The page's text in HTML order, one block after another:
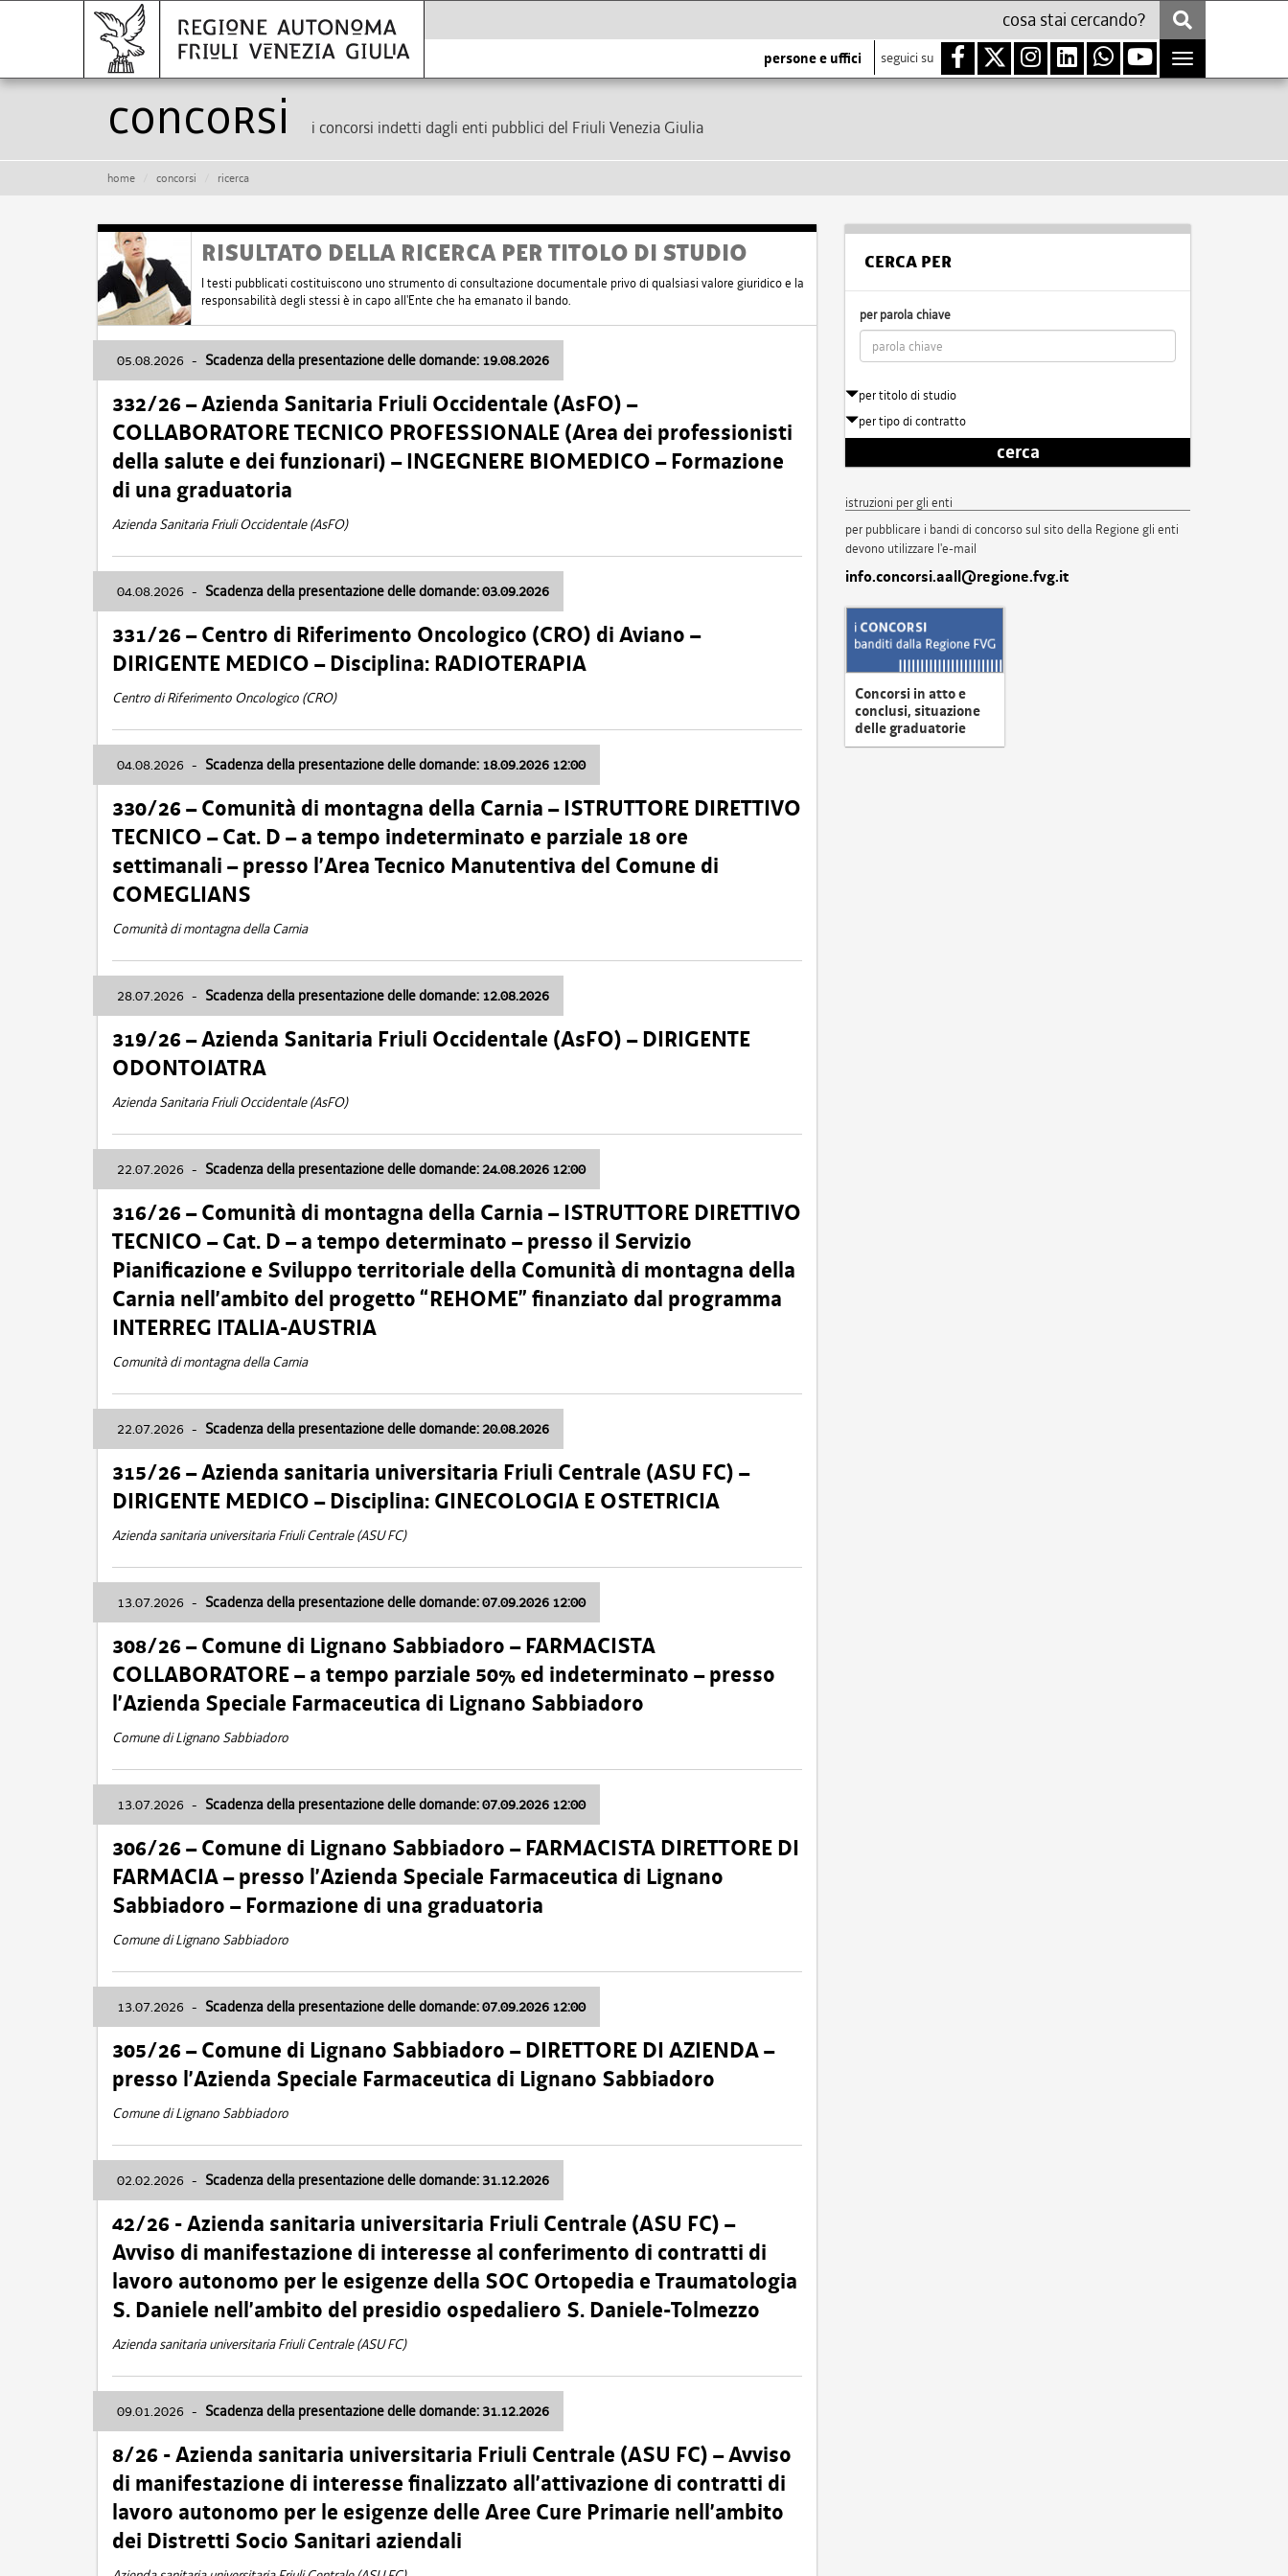
persone e uffici seguici su
Toggle
navigation
Concorsi i concorsi indetti dagli enti pubblici del Friuli Venezia Giulia
home concorsi ricerca
RISULTATO DELLA RICERCA PER TITOLO DI STUDIO
I testi pubblicati costituiscono uno strumento di consultazione documentale privo di qualsiasi valore giuridico e la
responsabilità degli stessi è in capo all'Ente che ha emanato il bando.
05.08.2026 - Scadenza della presentazione delle domande: 19.08.2026
332/26 – Azienda Sanitaria Friuli Occidentale (AsFO) –
COLLABORATORE TECNICO PROFESSIONALE (Area dei professionisti
della salute e dei funzionari) – INGEGNERE BIOMEDICO – Formazione
di una graduatoria
Azienda Sanitaria Friuli Occidentale (AsFO)
04.08.2026 - Scadenza della presentazione delle domande: 03.09.2026
331/26 – Centro di Riferimento Oncologico (CRO) di Aviano –
DIRIGENTE MEDICO – Disciplina: RADIOTERAPIA
Centro di Riferimento Oncologico (CRO)
04.08.2026 - Scadenza della presentazione delle domande: 18.09.2026 12:00
330/26 – Comunità di montagna della Carnia – ISTRUTTORE DIRETTIVO
TECNICO – Cat. D – a tempo indeterminato e parziale 18 ore
settimanali – presso l’Area Tecnico Manutentiva del Comune di
COMEGLIANS
Comunità di montagna della Carnia
28.07.2026 - Scadenza della presentazione delle domande: 12.08.2026
319/26 – Azienda Sanitaria Friuli Occidentale (AsFO) – DIRIGENTE
ODONTOIATRA
Azienda Sanitaria Friuli Occidentale (AsFO)
22.07.2026 - Scadenza della presentazione delle domande: 24.08.2026 12:00
316/26 – Comunità di montagna della Carnia – ISTRUTTORE DIRETTIVO
TECNICO – Cat. D – a tempo determinato – presso il Servizio
Pianificazione e Sviluppo territoriale della Comunità di montagna della
Carnia nell’ambito del progetto “REHOME” finanziato dal programma
INTERREG ITALIA-AUSTRIA
Comunità di montagna della Carnia
22.07.2026 - Scadenza della presentazione delle domande: 20.08.2026
315/26 – Azienda sanitaria universitaria Friuli Centrale (ASU FC) –
DIRIGENTE MEDICO – Disciplina: GINECOLOGIA E OSTETRICIA
Azienda sanitaria universitaria Friuli Centrale (ASU FC)
13.07.2026 - Scadenza della presentazione delle domande: 07.09.2026 12:00
308/26 – Comune di Lignano Sabbiadoro – FARMACISTA
COLLABORATORE – a tempo parziale 50% ed indeterminato – presso
l’Azienda Speciale Farmaceutica di Lignano Sabbiadoro
Comune di Lignano Sabbiadoro
13.07.2026 - Scadenza della presentazione delle domande: 07.09.2026 12:00
306/26 – Comune di Lignano Sabbiadoro – FARMACISTA DIRETTORE DI
FARMACIA – presso l’Azienda Speciale Farmaceutica di Lignano
Sabbiadoro – Formazione di una graduatoria
Comune di Lignano Sabbiadoro
13.07.2026 - Scadenza della presentazione delle domande: 07.09.2026 12:00
305/26 – Comune di Lignano Sabbiadoro – DIRETTORE DI AZIENDA –
presso l’Azienda Speciale Farmaceutica di Lignano Sabbiadoro
Comune di Lignano Sabbiadoro
02.02.2026 - Scadenza della presentazione delle domande: 31.12.2026
42/26 - Azienda sanitaria universitaria Friuli Centrale (ASU FC) –
Avviso di manifestazione di interesse al conferimento di contratti di
lavoro autonomo per le esigenze della SOC Ortopedia e Traumatologia
S. Daniele nell’ambito del presidio ospedaliero S. Daniele-Tolmezzo
Azienda sanitaria universitaria Friuli Centrale (ASU FC)
09.01.2026 - Scadenza della presentazione delle domande: 31.12.2026
8/26 - Azienda sanitaria universitaria Friuli Centrale (ASU FC) – Avviso
di manifestazione di interesse finalizzato all’attivazione di contratti di
lavoro autonomo per le esigenze delle Aree Cure Primarie nell’ambito
dei Distretti Socio Sanitari aziendali
CERCA PER
per parola chiave
per titolo di studio
per tipo di contratto
cerca
istruzioni per gli enti
per pubblicare i bandi di concorso sul sito della Regione gli enti
devono utilizzare l'e-mail
info.concorsi.aall@regione.fvg.it
Concorsi in atto e
conclusi, situazione
delle graduatorie